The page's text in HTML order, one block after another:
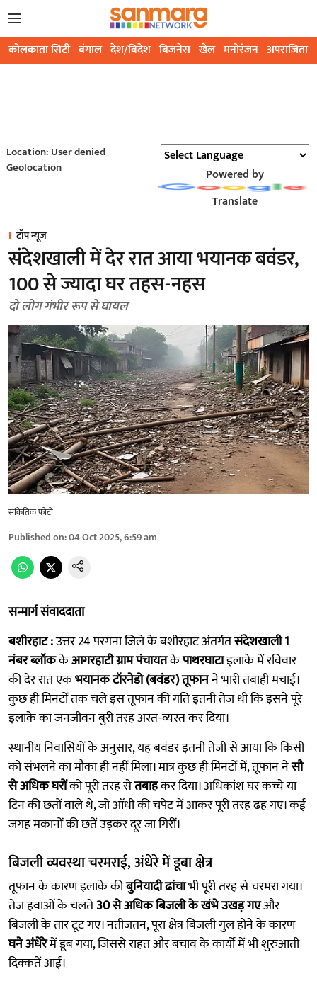
कोलकाता सिटी बंगाल देश/विदेश बिजनेस खेल मनोरंजन अपराजिता
Location: User denied
Geolocation
Powered by
Translate
टॉप न्यूज़
संदेशखाली में देर रात आया भयानक बवंडर,
100 से ज्यादा घर तहस-नहस
दो लोग गंभीर रूप से घायल
सांकेतिक फोटो
Published on:04 Oct 2025, 6:59 am
सन्मार्ग संवाददाता
बशीरहाट :उत्तर 24 परगना जिले के बशीरहाट अंतर्गतसंदेशखाली 1
नंबर ब्लॉककेआगरहाटी ग्राम पंचायतकेपाथरघाटाइलाके में रविवार
की देर रात एकभयानक टॉरनेडो (बवंडर) तूफानने भारी तबाही मचाई।
कुछ ही मिनटों तक चले इस तूफान की गति इतनी तेज थी कि इसने पूरे
इलाके का जनजीवन बुरी तरह अस्त-व्यस्त कर दिया।
स्थानीय निवासियों के अनुसार, यह बवंडर इतनी तेजी से आया कि किसी
को संभलने का मौका ही नहीं मिला। मात्र कुछ ही मिनटों में, तूफान नेसौ
से अधिक घरोंको पूरी तरह सेतबाहकर दिया। अधिकांश घर कच्चे या
टिन की छतों वाले थे, जो आँधी की चपेट में आकर पूरी तरह ढह गए। कई
जगह मकानों की छतें उड़कर दूर जा गिरीं।
बिजली व्यवस्था चरमराई, अंधेरे में डूबा क्षेत्र
तूफान के कारण इलाके कीबुनियादी ढांचाभी पूरी तरह से चरमरा गया।
तेज हवाओं के चलते30 से अधिक बिजली के खंभे उखड़ गएऔर
बिजली के तार टूट गए। नतीजतन, पूरा क्षेत्र बिजली गुल होने के कारण
घने अंधेरेमें डूब गया, जिससे राहत और बचाव के कार्यों में भी शुरुआती
दिक्कतें आईं।